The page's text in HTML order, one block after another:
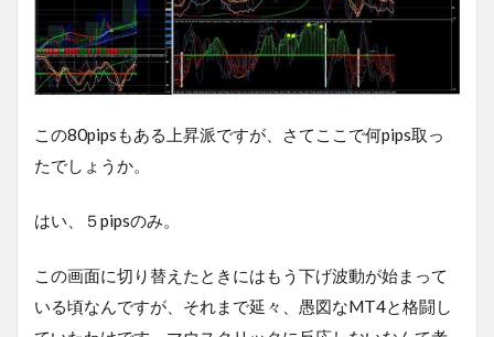
この80pipsもある上昇派ですが、さてここで何pips取っ
たでしょうか。
はい、５pipsのみ。
この画面に切り替えたときにはもう下げ波動が始まって
いる頃なんですが、それまで延々、愚図なMT4と格闘し